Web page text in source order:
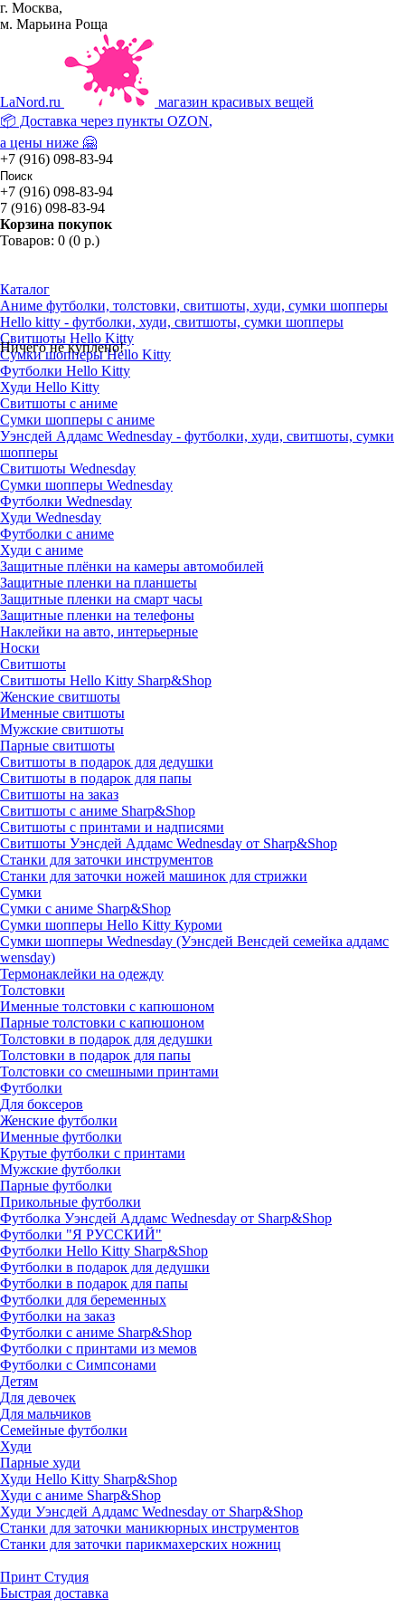
г. Москва,
м. Марьина Роща
LaNord.ru
магазин красивых вещей
📦 Доставка через пункты OZON,
а цены ниже 🤗
+7 (916) 098-83-94
+7 (916) 098-83-94
7 (916) 098-83-94
Корзина покупок
Товаров: 0 (0 р.)
Ничего не куплено!
Каталог
Аниме футболки, толстовки, свитшоты, худи, сумки шопперы
Hello kitty - футболки, худи, свитшоты, сумки шопперы
Свитшоты Hello Kitty
Сумки шопперы Hello Kitty
Футболки Hello Kitty
Худи Hello Kitty
Свитшоты с аниме
Сумки шопперы с аниме
Уэнсдей Аддамс Wednesday - футболки, худи, свитшоты, сумки
шопперы
Свитшоты Wednesday
Сумки шопперы Wednesday
Футболки Wednesday
Худи Wednesday
Футболки с аниме
Худи с аниме
Защитные плёнки на камеры автомобилей
Защитные пленки на планшеты
Защитные пленки на смарт часы
Защитные пленки на телефоны
Наклейки на авто, интерьерные
Носки
Свитшоты
Cвитшоты Hello Kitty Sharp&Shop
Женские свитшоты
Именные свитшоты
Мужские свитшоты
Парные свитшоты
Свитшоты в подарок для дедушки
Свитшоты в подарок для папы
Свитшоты на заказ
Свитшоты с аниме Sharp&Shop
Свитшоты с принтами и надписями
Свитшоты Уэнсдей Аддамс Wednesday от Sharp&Shop
Станки для заточки инструментов
Станки для заточки ножей машинок для стрижки
Сумки
Сумки с аниме Sharp&Shop
Сумки шопперы Hello Kitty Куроми
Сумки шопперы Wednesday (Уэнсдей Венсдей семейка аддамс
wensday)
Термонаклейки на одежду
Толстовки
Именные толстовки с капюшоном
Парные толстовки с капюшоном
Толстовки в подарок для дедушки
Толстовки в подарок для папы
Толстовки со смешными принтами
Футболки
Для боксеров
Женские футболки
Именные футболки
Крутые футболки с принтами
Мужские футболки
Парные футболки
Прикольные футболки
Футболка Уэнсдей Аддамс Wednesday от Sharp&Shop
Футболки "Я РУССКИЙ"
Футболки Hello Kitty Sharp&Shop
Футболки в подарок для дедушки
Футболки в подарок для папы
Футболки для беременных
Футболки на заказ
Футболки с аниме Sharp&Shop
Футболки с принтами из мемов
Футболки с Симпсонами
Детям
Для девочек
Для мальчиков
Семейные футболки
Худи
Парные худи
Худи Hello Kitty Sharp&Shop
Худи с аниме Sharp&Shop
Худи Уэнсдей Аддамс Wednesday от Sharp&Shop
Станки для заточки маникюрных инструментов
Станки для заточки парикмахерских ножниц
Принт Студия
Быстрая доставка